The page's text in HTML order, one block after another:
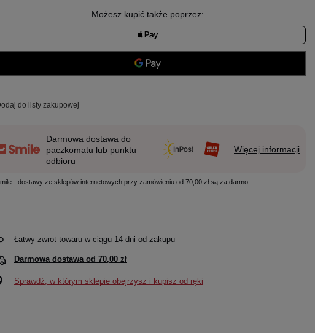
Możesz kupić także poprzez:
do listy zakupowej
Darmowa dostawa do
paczkomatu lub punktu
odbioru
Więcej informacji
- dostawy ze sklepów internetowych przy zamówieniu od 70,00 zł są za darmo
Łatwy zwrot towaru w ciągu 14dni od zakupu
Darmowa dostawa od 70,00 zł
Sprawdź, w którym sklepie obejrzysz i kupisz od ręki